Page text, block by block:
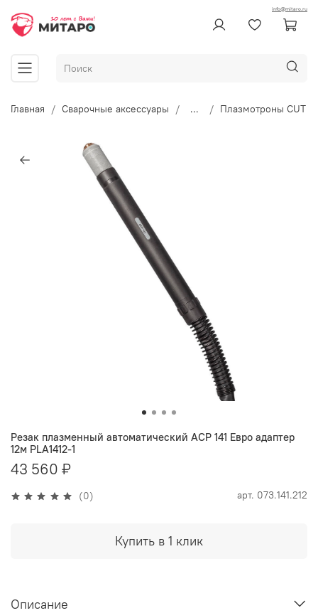
info@mitaro.ru
Главная Сварочные аксессуары ... Плазмотроны CUT
(0) арт. 073.141.212
Резак плазменный автоматический ACP 141 Евро адаптер
12м PLA1412-1
43 560 ₽
Купить в 1 клик
Описание